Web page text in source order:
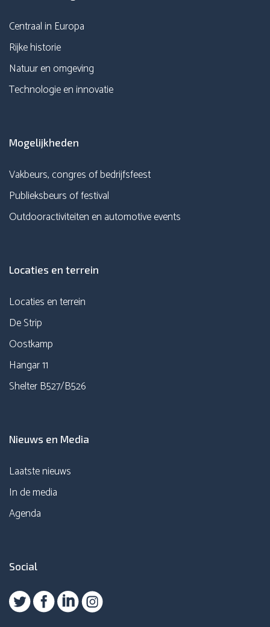
Centraal in Europa
Rijke historie
Natuur en omgeving
Technologie en innovatie
Mogelijkheden
Vakbeurs, congres of bedrijfsfeest
Publieksbeurs of festival
Outdooractiviteiten en automotive events
Locaties en terrein
Locaties en terrein
De Strip
Oostkamp
Hangar 11
Shelter B527/B526
Nieuws en Media
Laatste nieuws
In de media
Agenda
Social